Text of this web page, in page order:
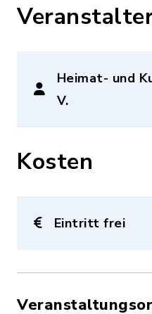
Heimat- und
V.
Kosten
Eintritt frei